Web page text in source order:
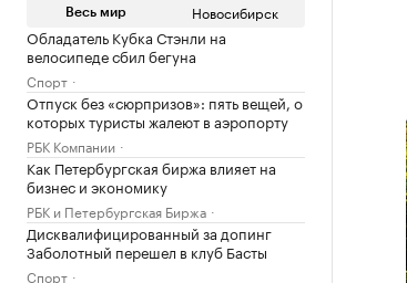
Весь мир Новосибирск
Обладатель Кубка Стэнли на
велосипеде сбил бегуна
Спорт
Отпуск без «сюрпризов»: пять вещей, о
которых туристы жалеют в аэропорту
РБК Компании
Как Петербургская биржа влияет на
бизнес и экономику
РБК и Петербургская Биржа
Дисквалифицированный за допинг
Заболотный перешел в клуб Басты
Спорт